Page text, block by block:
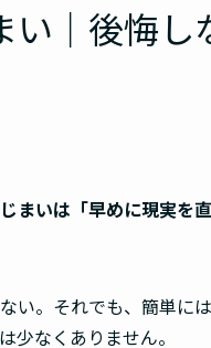
い｜後悔
まいは「早めに現実を
い。それでも、簡単に
少なくありません。